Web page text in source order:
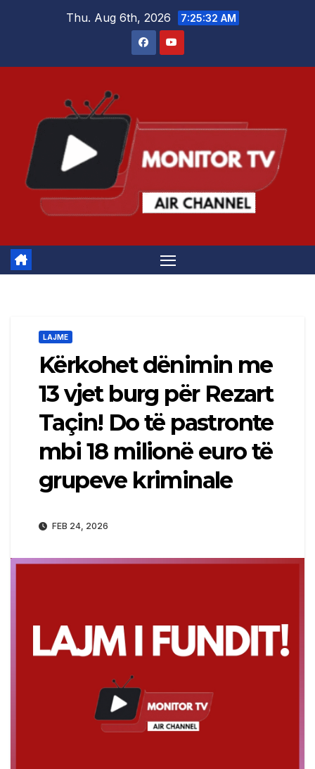
Thu. Aug 6th, 2026 7:25:32 AM
LAJME
Kërkohet dënimin me
13 vjet burg për Rezart
Taçin! Do të pastronte
mbi 18 milionë euro të
grupeve kriminale
FEB 24, 2026